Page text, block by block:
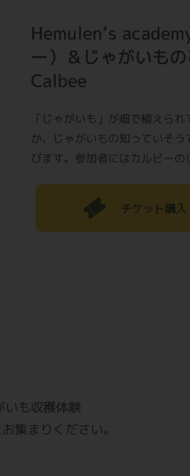
Hemulen‘s
ー）＆じゃがいも
Calbee
「じゃがいも」が畑で植えら
か、じゃがいもの知っていそ
びます。参加者にはカルビーの
も収穫体験
まりください。